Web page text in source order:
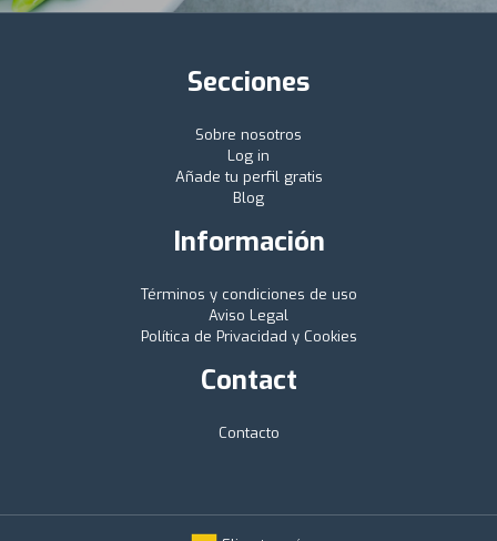
Secciones
Sobre nosotros
Log in
Añade tu perfil gratis
Blog
Información
Términos y condiciones de uso
Aviso Legal
Política de Privacidad y Cookies
Contact
Contacto